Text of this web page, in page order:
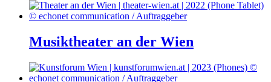
Musiktheater an der Wien